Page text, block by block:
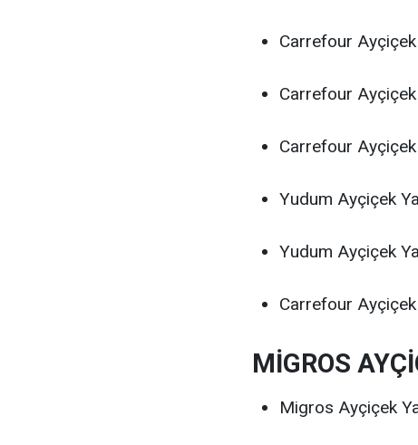
Carrefour
Carrefour
Carrefour
Yudum Ayçiçek
Yudum Ayçiçek
Carrefour
MİGROS
Migros Ayçiçek